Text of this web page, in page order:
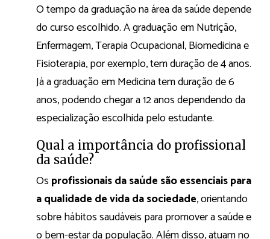
O tempo da graduação na área da saúde depende
do curso escolhido. A graduação em Nutrição,
Enfermagem, Terapia Ocupacional, Biomedicina e
Fisioterapia, por exemplo, tem duração de 4 anos.
Já a graduação em Medicina tem duração de 6
anos, podendo chegar a 12 anos dependendo da
especialização escolhida pelo estudante.
Qual a importância do profissional
da saúde?
Os profissionais da saúde são essenciais para
a qualidade de vida da sociedade, orientando
sobre hábitos saudáveis para promover a saúde e